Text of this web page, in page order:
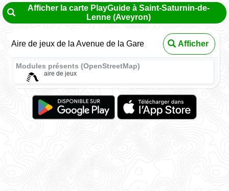
Afficher la carte PlayGuide à Saint-Saturnin-de-
Lenne (Aveyron)
Aire de jeux de la Avenue de la Gare Afficher
Modules présents (OpenStreetMap)
aire de jeux